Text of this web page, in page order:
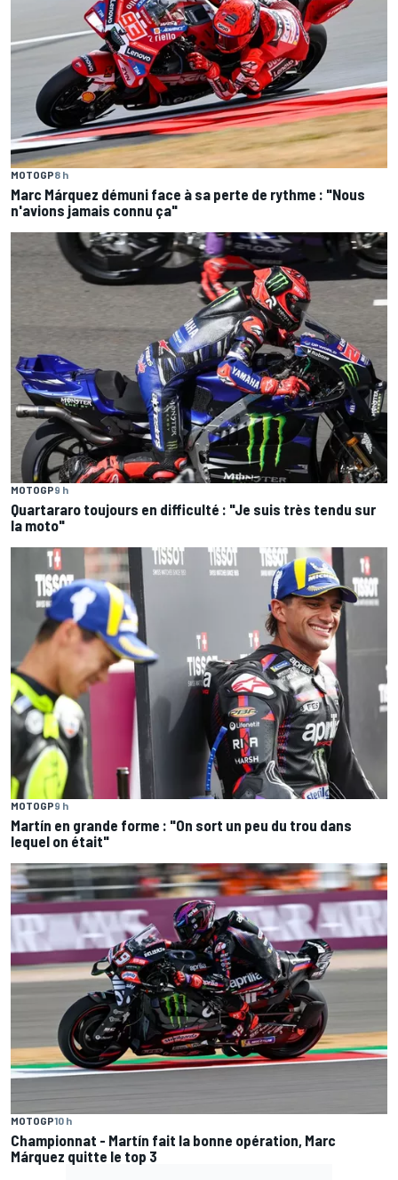
MOTOGP8 h
Marc Márquez démuni face à sa perte de rythme : "Nous
n'avions jamais connu ça"
MOTOGP9 h
Quartararo toujours en difficulté : "Je suis très tendu sur
la moto"
MOTOGP9 h
Martín en grande forme : "On sort un peu du trou dans
lequel on était"
MOTOGP10 h
Championnat - Martín fait la bonne opération, Marc
Márquez quitte le top 3